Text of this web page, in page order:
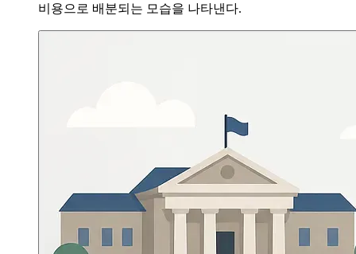
비용으로 배분되는 모습을 나타낸다.